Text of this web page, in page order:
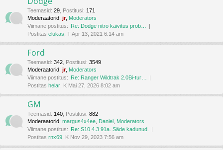
Teemasid: 29 Postitusi: 171
Moderaatorid: jr, Moderators
Viimane postitus: Re: Dodge nitro käivitus prob…
Postitas elukas , T Apr 13, 2021 6:14 am
Ford
Teemasid: 342 Postitusi: 3549
Moderaatorid: jr, Moderators
Viimane postitus: Re: Ranger Wildtrak 2.0Bi-tur…
Postitas helar , K Mai 27, 2026 8:02 am
GM
Teemasid: 140 Postitusi: 882
Moderaatorid: margus4x4ee Daniel Moderators
Viimane postitus: Re: S10 4.3 91a. Säde kadunud.
Postitas rnx69 , K Nov 29, 2023 7:56 am